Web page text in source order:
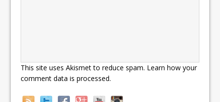
This site uses Akismet to reduce spam. Learn how your
comment data is processed.